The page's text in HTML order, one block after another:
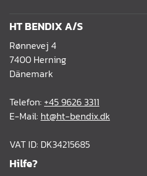
HT BENDIX A/S
Rønnevej 4
7400 Herning
Dänemark
Telefon: +45 9626 3311
E-Mail: ht@ht-bendix.dk
VAT ID: DK34215685
Hilfe?